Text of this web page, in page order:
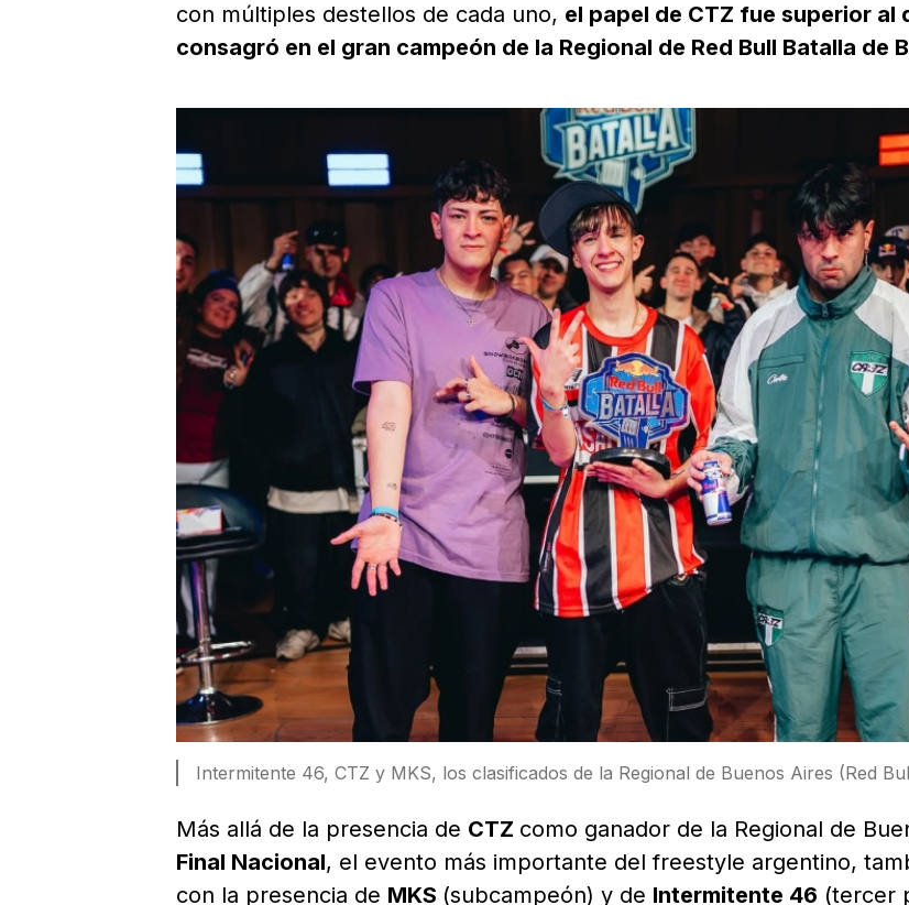
con múltiples destellos de cada uno, el papel de CTZ fue superior al
consagró en el gran campeón de la Regional de Red Bull Batalla de
Intermitente 46, CTZ y MKS, los clasificados de la Regional de Buenos Aires (Red
Más allá de la presencia de CTZ como ganador de la Regional de
Final Nacional, el evento más importante del freestyle argentino,
con la presencia de MKS (subcampeón) y de Intermitente 46 (tercer